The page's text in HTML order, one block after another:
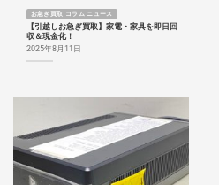
お急ぎ買取 コラム ニュース
【引越しお急ぎ買取】家電・家具を即日回
収＆現金化！
2025年8月11日